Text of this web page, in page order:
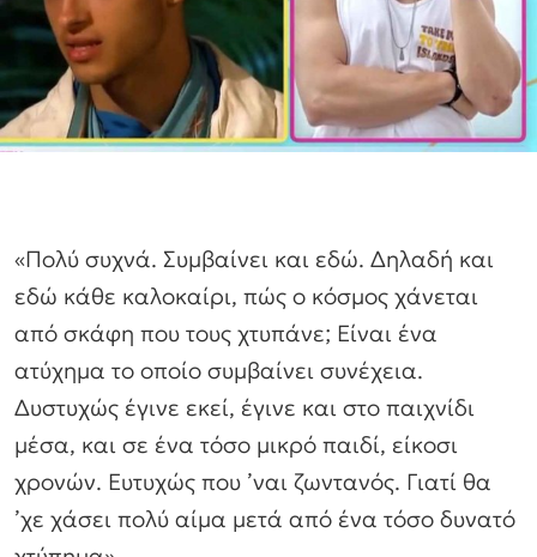
«Πολύ συχνά. Συμβαίνει και εδώ. Δηλαδή και
εδώ κάθε καλοκαίρι, πώς ο κόσμος χάνεται
από σκάφη που τους χτυπάνε; Είναι ένα
ατύχημα το οποίο συμβαίνει συνέχεια.
Δυστυχώς έγινε εκεί, έγινε και στο παιχνίδι
μέσα, και σε ένα τόσο μικρό παιδί, είκοσι
χρονών. Ευτυχώς που ’ναι ζωντανός. Γιατί θα
’χε χάσει πολύ αίμα μετά από ένα τόσο δυνατό